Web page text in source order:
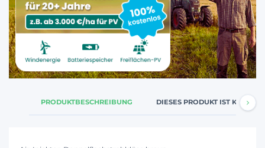
PRODUKTBESCHREIBUNG DIESES PRODUKT IST